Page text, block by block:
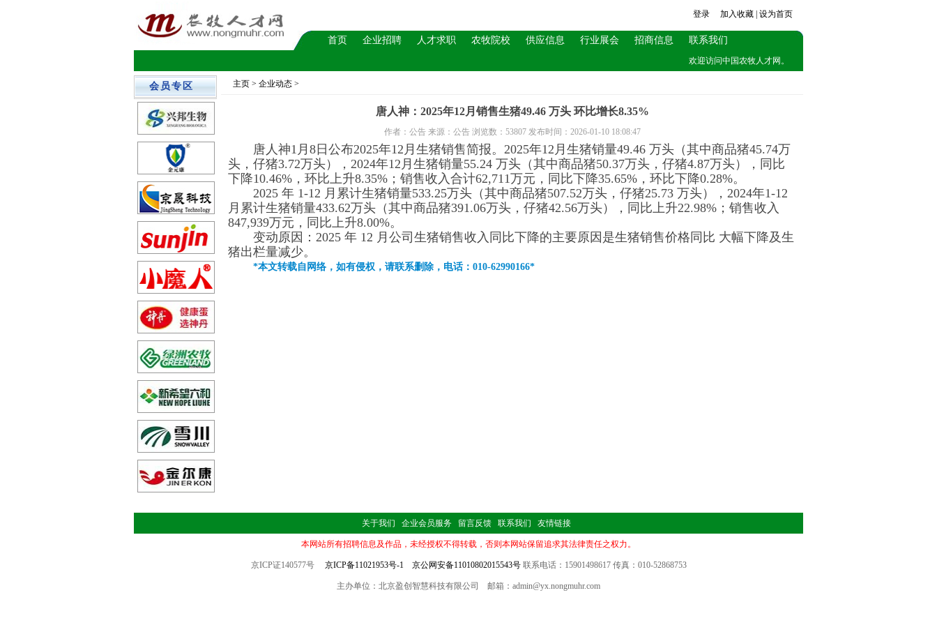
登录 加入收藏 设为首页
首页 企业招聘 人才求职 农牧院校 供应信息 行业展会 招商信息 联系我们
欢迎访问中国农牧人才网。
会员专区 主页 > 企业动态 >
唐人神：2025年12月销售生猪49.46 万头 环比增长8.35%
作者：公告 来源：公告 浏览数：53807 发布时间：2026-01-10 18:08:47
唐人神1月8日公布2025年12月生猪销售简报。2025年12月生猪销量49.46 万头（其中商品猪45.74万
头，仔猪3.72万头），2024年12月生猪销量55.24 万头（其中商品猪50.37万头，仔猪4.87万头），同比
下降10.46%，环比上升8.35%；销售收入合计62,711万元，同比下降35.65%，环比下降0.28%。
2025 年 1-12 月累计生猪销量533.25万头（其中商品猪507.52万头，仔猪25.73 万头），2024年1-12
月累计生猪销量433.62万头（其中商品猪391.06万头，仔猪42.56万头），同比上升22.98%；销售收入
847,939万元，同比上升8.00%。
变动原因：2025 年 12 月公司生猪销售收入同比下降的主要原因是生猪销售价格同比 大幅下降及生
猪出栏量减少。
*本文转载自网络，如有侵权，请联系删除，电话：010-62990166*
关于我们 企业会员服务 留言反馈 联系我们 友情链接
本网站所有招聘信息及作品，未经授权不得转载，否则本网站保留追求其法律责任之权力。
京ICP证140577号 京ICP备11021953号-1 京公网安备11010802015543号联系电话：15901498617 传真：010-52868753
主办单位：北京盈创智慧科技有限公司 邮箱：admin@yx.nongmuhr.com